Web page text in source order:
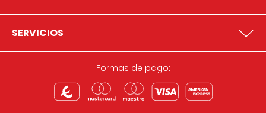
SERVICIOS
Formas de pago: